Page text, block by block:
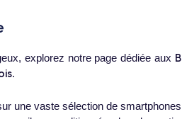
explorez notre page dédiée aux
.
une vaste sélection de